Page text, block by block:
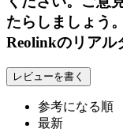
たらしましょう。
Reolinkのリアル
レビューを書く
参考になる順
最新